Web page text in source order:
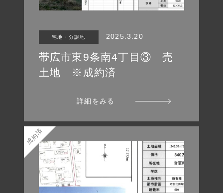
宅地・分譲地 2025.3.20
帯広市東9条南4丁目③ 売
土地 ※成約済
詳細をみる
成約済